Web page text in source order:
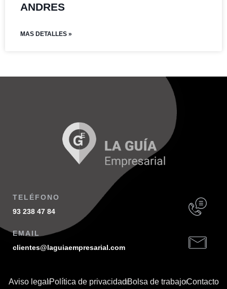
ANDRES
MAS DETALLES »
TELÉFONO
93 238 47 84
EMAIL
clientes@laguiaempresarial.com
Aviso legal Política de privacidadBolsa de trabajoContacto